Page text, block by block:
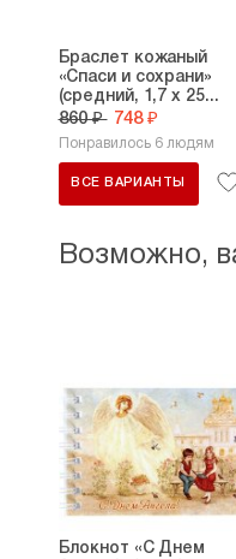
Браслет кожаный
«Спаси и сохрани»
(средний, 1,7 х 25...
860 ₽ 748 ₽
Понравилось 6 людям
ВСЕ ВАРИАНТЫ
Возможно,
Блокнот «С Днем